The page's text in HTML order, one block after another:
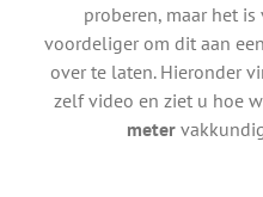
proberen, maar het
voordeliger om dit aan
over te laten. Hieronder
zelf video en ziet u hoe
meter